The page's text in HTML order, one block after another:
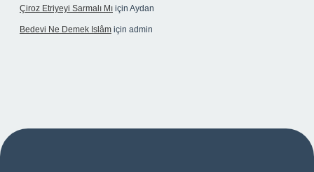
Çiroz Etriyeyi Sarmalı Mı için Aydan
Bedevi Ne Demek Islâm için admin